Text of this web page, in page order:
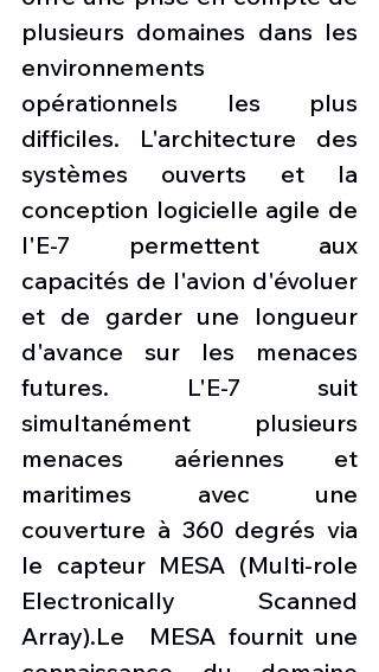
plusieurs domaines dans les
environnements
opérationnels les plus
difficiles. L'architecture des
systèmes ouverts et la
conception logicielle agile de
l'E-7 permettent aux
capacités de l'avion d'évoluer
et de garder une longueur
d'avance sur les menaces
futures. L'E-7 suit
simultanément plusieurs
menaces aériennes et
maritimes avec une
couverture à 360 degrés via
le capteur MESA (Multi-role
Electronically Scanned
Array).Le  MESA fournit une